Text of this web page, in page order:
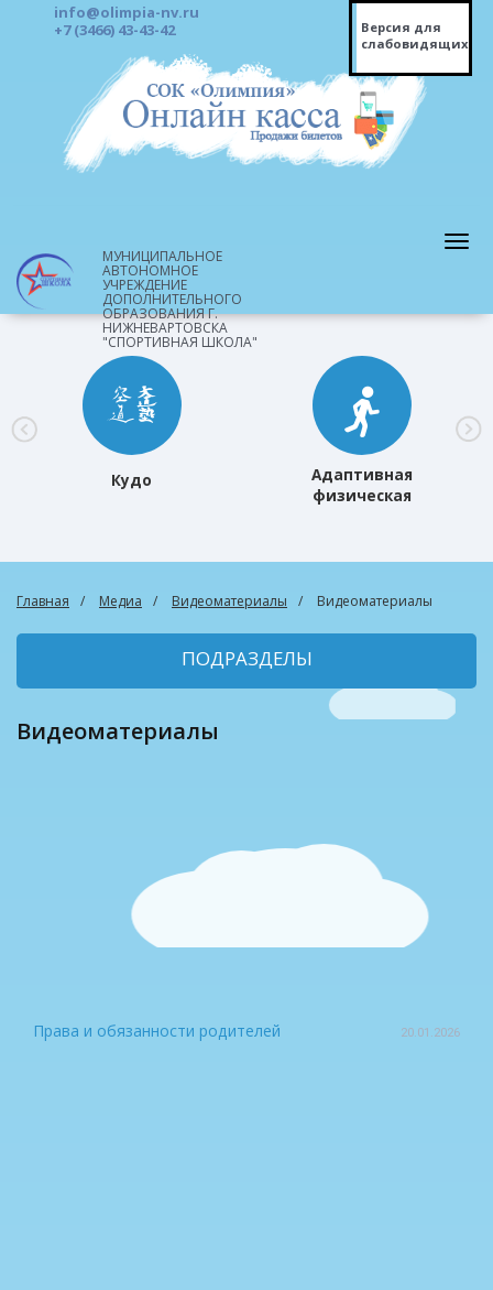
info@olimpia-nv.ru
+7 (3466) 43-43-42
Версия для
слабовидящих
МУНИЦИПАЛЬНОЕ
АВТОНОМНОЕ
УЧРЕЖДЕНИЕ
ДОПОЛНИТЕЛЬНОГО
ОБРАЗОВАНИЯ Г.
НИЖНЕВАРТОВСКА
"СПОРТИВНАЯ ШКОЛА"
Кудо
Адаптивная
физическая
Главная Медиа Видеоматериалы Видеоматериалы
ПОДРАЗДЕЛЫ
Видеоматериалы
Права и обязанности родителей 20.01.2026